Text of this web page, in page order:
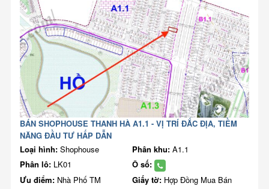
BÁN SHOPHOUSE THANH HÀ A1.1 - VỊ TRÍ ĐẮC ĐỊA, TIỀM
NĂNG ĐẦU TƯ HẤP DẪN
Loại hình: Shophouse Phân khu: A1.1
Phân lô: LK01
Ô số:
Ưu điểm: Nhà Phố TM Giấy tờ: Hợp Đồng Mua Bán